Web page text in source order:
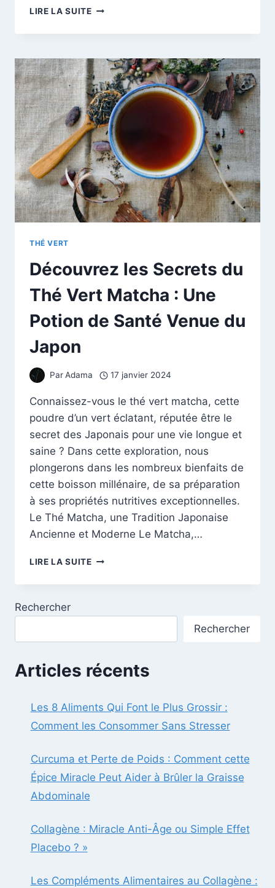
LIRE LA SUITEDÉCOUVREZ
BIENFAITS
DU
MATCHA
THÉ VERT
Découvrez les Secrets du
Thé Vert Matcha : Une
Potion de Santé Venue du
Japon
ParAdama 17 janvier 2024
Connaissez-vous le thé vert matcha, cette
poudre d’un vert éclatant, réputée être le
secret des Japonais pour une vie longue et
saine ? Dans cette exploration, nous
plongerons dans les nombreux bienfaits de
cette boisson millénaire, de sa préparation
à ses propriétés nutritives exceptionnelles.
Le Thé Matcha, une Tradition Japonaise
Ancienne et Moderne Le Matcha,…
LIRE LA SUITEDÉCOUVREZ
SECRETS
UNE
POTION
SANTÉ
VENUE
DU
Rechercher
Rechercher
Articles récents
Les 8 Aliments Qui Font le Plus Grossir :
Comment les Consommer Sans Stresser
Curcuma et Perte de Poids : Comment cette
Épice Miracle Peut Aider à Brûler la Graisse
Abdominale
Collagène : Miracle Anti-Âge ou Simple Effet
Placebo ? »
Les Compléments Alimentaires au Collagène :